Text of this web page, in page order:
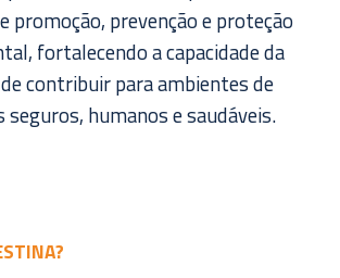
promoção, prevenção e proteção
fortalecendo a capacidade da
contribuir para ambientes de
humanos e saudáveis.